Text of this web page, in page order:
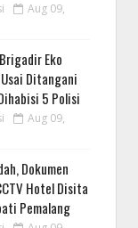
Aug 09,
Eko
Ditangani
5 Polisi
Aug 09,
Dokumen
Hotel Disita
Pemalang